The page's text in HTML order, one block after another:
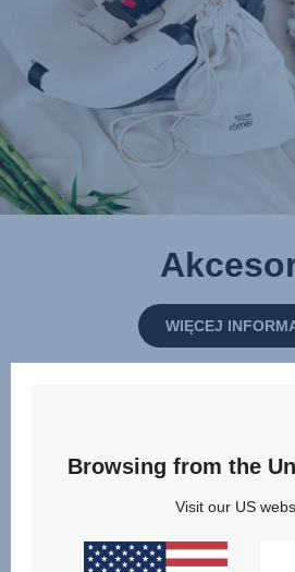
WIĘCEJ
Browsing from the
Visit our US